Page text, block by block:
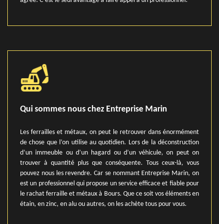
Qui sommes nous chez Entreprise Marin
Les ferrailles et métaux, on peut le retrouver dans énormément
de chose que l’on utilise au quotidien. Lors de la déconstruction
d’un immeuble ou d’un hagard ou d’un véhicule, on peut on
trouver à quantité plus que conséquente. Tous ceux-là, vous
pouvez nous les revendre. Car se nommant Entreprise Marin, on
est un professionnel qui propose un service efficace et fiable pour
le rachat ferraille et métaux à Bours. Que ce soit vos éléments en
étain, en zinc, en alu ou autres, on les achète tous pour vous.